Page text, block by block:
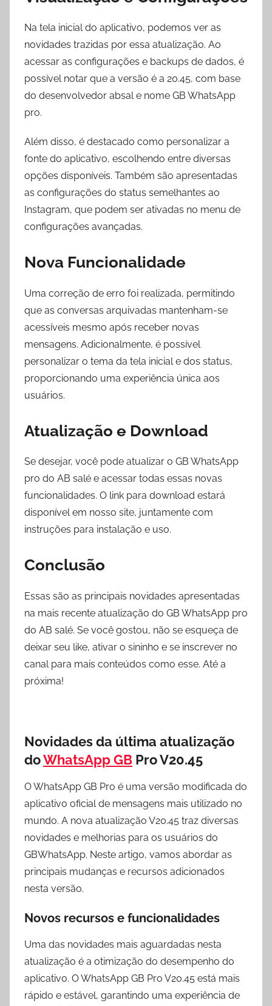
Na tela inicial do aplicativo, podemos ver as
novidades trazidas por essa atualização. Ao
acessar as configurações e backups de dados, é
possível notar que a versão é a 20.45, com base
do desenvolvedor absal e nome GB WhatsApp
pro.
Além disso, é destacado como personalizar a
fonte do aplicativo, escolhendo entre diversas
opções disponíveis. Também são apresentadas
as configurações do status semelhantes ao
Instagram, que podem ser ativadas no menu de
configurações avançadas.
Nova Funcionalidade
Uma correção de erro foi realizada, permitindo
que as conversas arquivadas mantenham-se
acessíveis mesmo após receber novas
mensagens. Adicionalmente, é possível
personalizar o tema da tela inicial e dos status,
proporcionando uma experiência única aos
usuários.
Atualização e Download
Se desejar, você pode atualizar o GB WhatsApp
pro do AB salé e acessar todas essas novas
funcionalidades. O link para download estará
disponível em nosso site, juntamente com
instruções para instalação e uso.
Conclusão
Essas são as principais novidades apresentadas
na mais recente atualização do GB WhatsApp pro
do AB salé. Se você gostou, não se esqueça de
deixar seu like, ativar o sininho e se inscrever no
canal para mais conteúdos como esse. Até a
próxima!
Novidades da última atualização
doWhatsApp GB Pro V20.45
O WhatsApp GB Pro é uma versão modificada do
aplicativo oficial de mensagens mais utilizado no
mundo. A nova atualização V20.45 traz diversas
novidades e melhorias para os usuários do
GBWhatsApp. Neste artigo, vamos abordar as
principais mudanças e recursos adicionados
nesta versão.
Novos recursos e funcionalidades
Uma das novidades mais aguardadas nesta
atualização é a otimização do desempenho do
aplicativo. O WhatsApp GB Pro V20.45 está mais
rápido e estável, garantindo uma experiência de